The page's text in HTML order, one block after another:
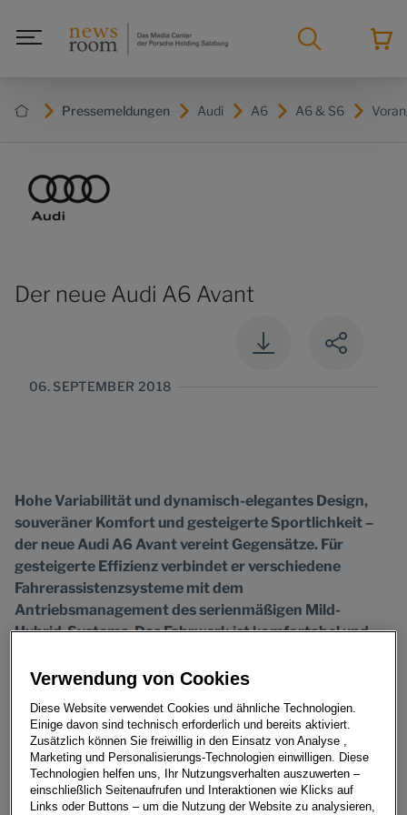
Pressemeldungen Audi A6 A6 & S6
Der neue Audi A6 Avant
06. SEPTEMBER 2018
Hohe Variabilität und dynamisch-elegantes Design,
souveräner Komfort und gesteigerte Sportlichkeit –
der neue Audi A6 Avant vereint Gegensätze. Für
gesteigerte Effizienz verbindet er verschiedene
Fahrerassistenzsysteme mit dem
Antriebsmanagement des serienmäßigen Mild-
Hybrid-Systems. Das Fahrwerk ist komfortabel und
touch response lässt sich intuitiv nutzen und
Die umfangreiche Vernetzung sorgt für gesteigerten
Reisekomfort.
Einladend – das Platzangebot, der Innenraum und die
Karosserie
Verwendung von Cookies
Diese Website verwendet Cookies und ähnliche Technologien.
Einige davon sind technisch erforderlich und bereits aktiviert.
Zusätzlich können Sie freiwillig in den Einsatz von Analyse ,
Marketing und Personalisierungs-Technologien einwilligen. Diese
Technologien helfen uns, Ihr Nutzungsverhalten auszuwerten –
einschließlich Seitenaufrufen und Interaktionen wie Klicks auf
Links oder Buttons – um die Nutzung der Website zu analysieren,